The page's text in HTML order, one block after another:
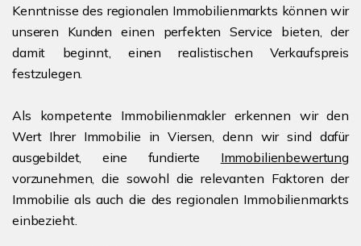
Kenntnisse des regionalen Immobilienmarkts können wir
unseren Kunden einen perfekten Service bieten, der
damit beginnt, einen realistischen Verkaufspreis
festzulegen.
Als kompetente Immobilienmakler erkennen wir den
Wert Ihrer Immobilie in Viersen, denn wir sind dafür
ausgebildet, eine fundierte Immobilienbewertung
vorzunehmen, die sowohl die relevanten Faktoren der
Immobilie als auch die des regionalen Immobilienmarkts
einbezieht.